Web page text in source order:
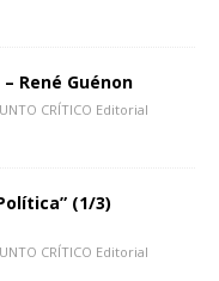
René Guénon
CRÍTICO Editorial
(1/3)
CRÍTICO Editorial